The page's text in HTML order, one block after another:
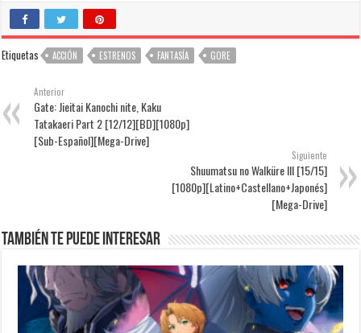
Etiquetas ACCIÓN ESTRENOS FANTASÍA GORE
Anterior
Gate: Jieitai Kanochi nite, Kaku
Tatakaeri Part 2 [12/12][BD][1080p]
[Sub-Español][Mega-Drive]
Siguiente
Shuumatsu no Walküre III [15/15]
[1080p][Latino+Castellano+Japonés]
[Mega-Drive]
También te puede interesar